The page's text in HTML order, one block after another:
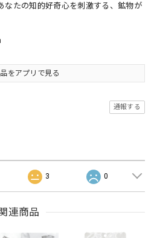
なたの知的好奇心を刺激する、鉱物が
をアプリで見る
通報する
3 0
連商品